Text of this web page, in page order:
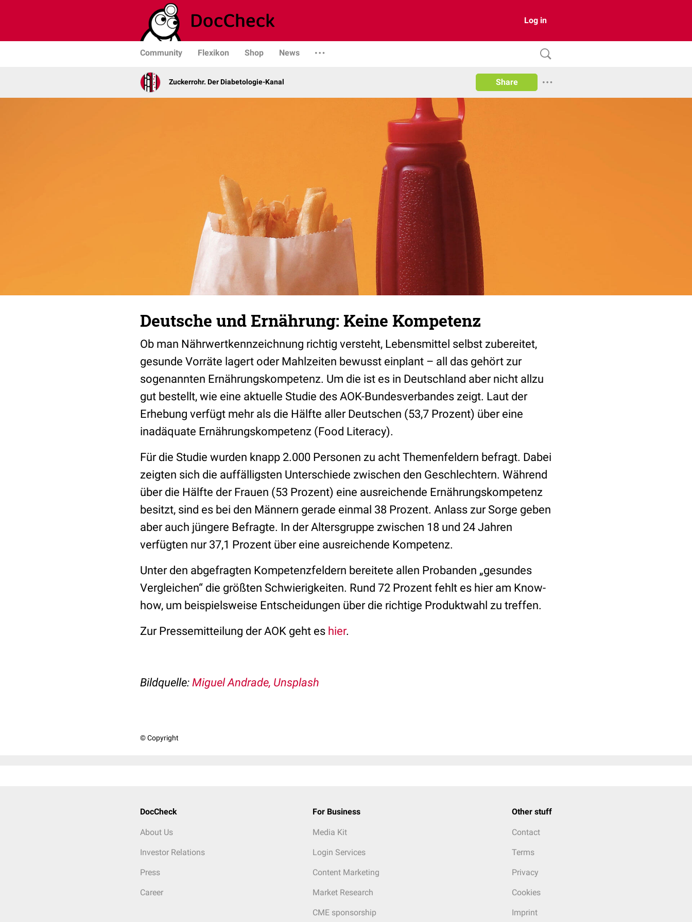
Log in
Community Flexikon Shop News
Zuckerrohr. Der Diabetologie-Kanal Share
Deutsche und Ernährung: Keine Kompetenz
Ob man Nährwertkennzeichnung richtig versteht, Lebensmittel selbst zubereitet,
gesunde Vorräte lagert oder Mahlzeiten bewusst einplant – all das gehört zur
sogenannten Ernährungskompetenz. Um die ist es in Deutschland aber nicht allzu
gut bestellt, wie eine aktuelle Studie des AOK-Bundesverbandes zeigt. Laut der
Erhebung verfügt mehr als die Hälfte aller Deutschen (53,7 Prozent) über eine
inadäquate Ernährungskompetenz (Food Literacy).
Für die Studie wurden knapp 2.000 Personen zu acht Themenfeldern befragt. Dabei
zeigten sich die auffälligsten Unterschiede zwischen den Geschlechtern. Während
über die Hälfte der Frauen (53 Prozent) eine ausreichende Ernährungskompetenz
besitzt, sind es bei den Männern gerade einmal 38 Prozent. Anlass zur Sorge geben
aber auch jüngere Befragte. In der Altersgruppe zwischen 18 und 24 Jahren
verfügten nur 37,1 Prozent über eine ausreichende Kompetenz.
Unter den abgefragten Kompetenzfeldern bereitete allen Probanden „gesundes
Vergleichen“ die größten Schwierigkeiten. Rund 72 Prozent fehlt es hier am Know-
how, um beispielsweise Entscheidungen über die richtige Produktwahl zu treffen.
Zur Pressemitteilung der AOK geht es hier.
Bildquelle: Miguel Andrade, Unsplash
© Copyright
DocCheck
About Us
Investor Relations
Press
Career
For Business
Media Kit
Login Services
Content Marketing
Market Research
CME sponsorship
Other stuff
Contact
Terms
Privacy
Cookies
Imprint